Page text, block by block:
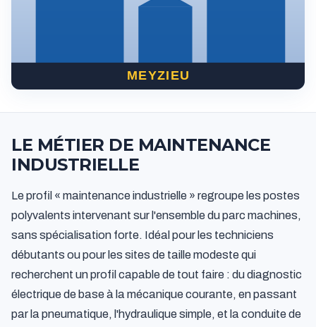
MEYZIEU
LE MÉTIER DE MAINTENANCE
INDUSTRIELLE
Le profil « maintenance industrielle » regroupe les postes
polyvalents intervenant sur l'ensemble du parc machines,
sans spécialisation forte. Idéal pour les techniciens
débutants ou pour les sites de taille modeste qui
recherchent un profil capable de tout faire : du diagnostic
électrique de base à la mécanique courante, en passant
par la pneumatique, l'hydraulique simple, et la conduite de